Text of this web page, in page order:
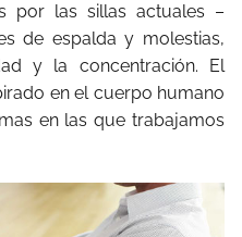
por las sillas actuales –
de espalda y molestias,
y la concentración. El
en el cuerpo humano
en las que trabajamos